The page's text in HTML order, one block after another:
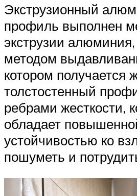
Экструзионный
профиль выполнен
экструзии алюминия,
методом
котором получается
толстостенный
ребрами жесткости,
обладает
устойчивостью ко
пошуметь и